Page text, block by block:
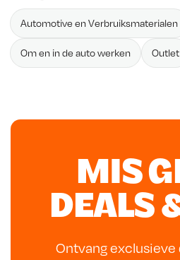
Automotive en Verbruiksmaterialen
Om en in de auto werken Outlet
MIS
DEALS
Ontvang exclusieve